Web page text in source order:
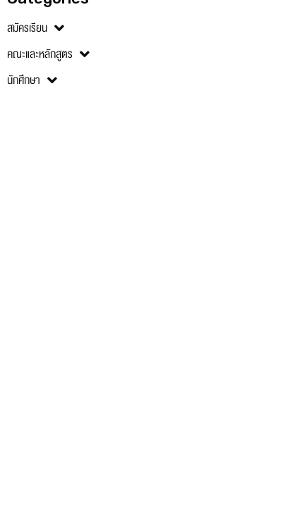
Categories
คณะและหลักสูตร